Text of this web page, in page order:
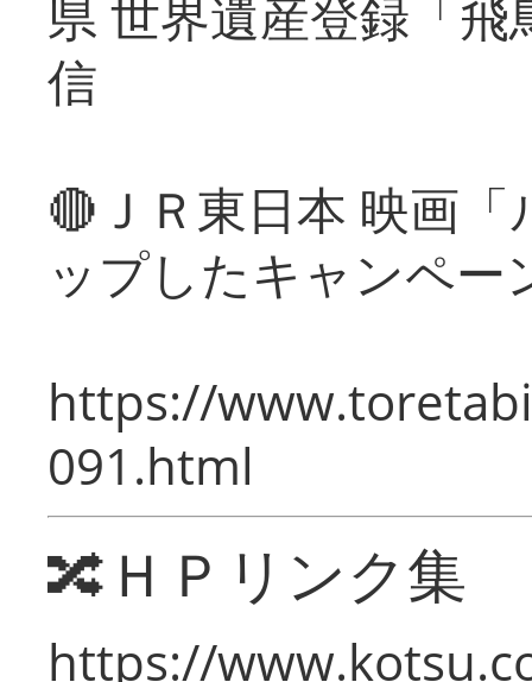
県 世界遺産登録「
信
🔴ＪＲ東日本 映画
ップしたキャンペー
https://
091.html
🔀ＨＰリンク集
https://